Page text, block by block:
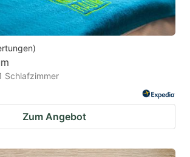
)
Schlafzimmer
Zum Angebot